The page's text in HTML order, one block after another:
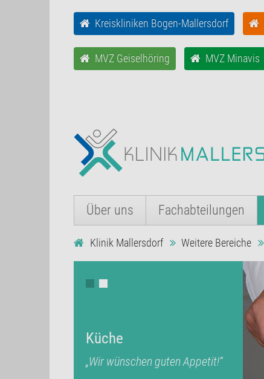
Kreiskliniken Bogen-Mallersdorf
MVZ Geiselhöring MVZ Minavis
Über uns Fachabteilungen
Klinik Mallersdorf Weitere Bereiche
Küche
„Wir wünschen guten Appetit!“